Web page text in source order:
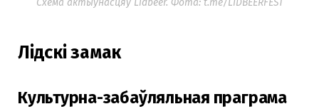
Лідскі замак
Культурна-забаўляльная праграма